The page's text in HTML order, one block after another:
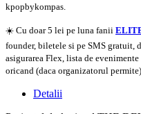
kpopbykompas.
☀️ Cu doar 5 lei pe luna fanii
founder, biletele si pe SMS gratuit,
asigurarea Flex, lista de
oricand (daca organizatorul
Detalii